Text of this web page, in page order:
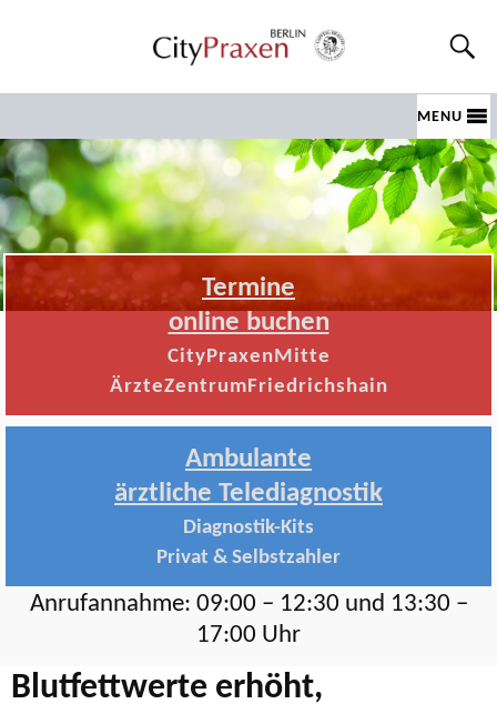
MENU
Termine
online buchen
CityPraxenMitte
ÄrzteZentrumFriedrichshain
Ambulante
ärztliche Telediagnostik
Diagnostik-Kits
Privat & Selbstzahler
Anrufannahme: 09:00 – 12:30 und 13:30 –
17:00 Uhr
Blutfettwerte erhöht,